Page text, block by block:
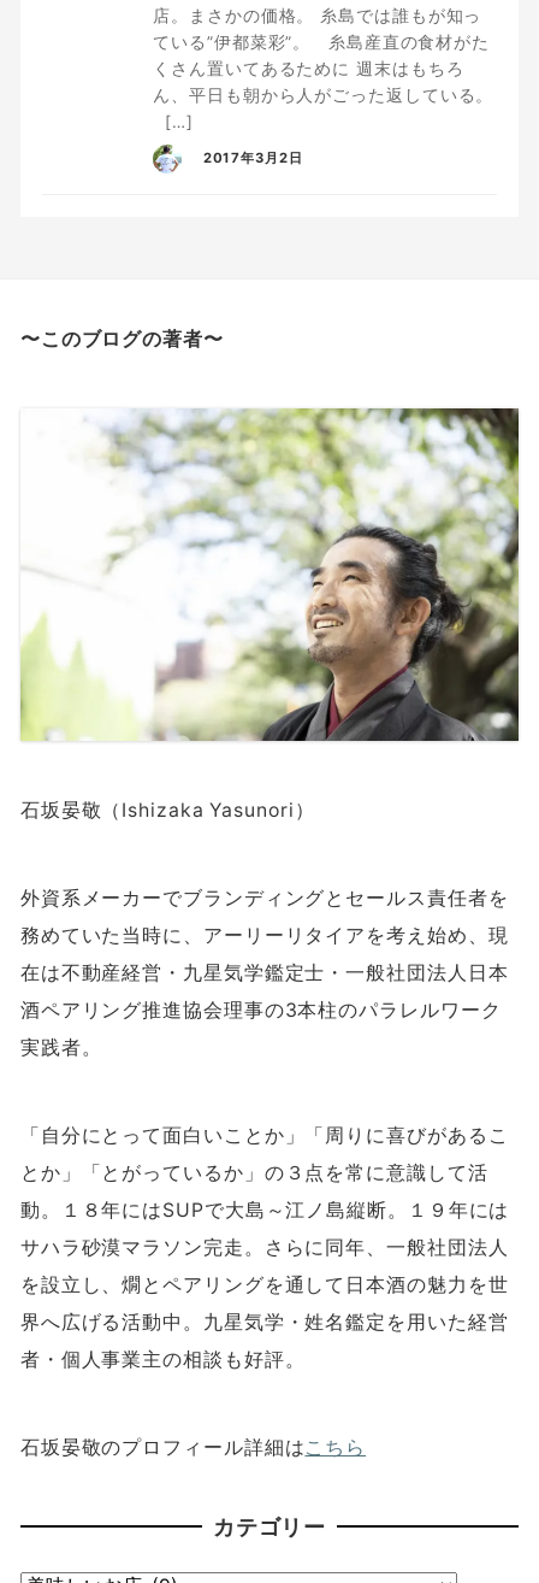
店。まさかの価格。 糸島では誰もが知っ
ている”伊都菜彩”。 糸島産直の食材がた
くさん置いてあるために 週末はもちろ
ん、平日も朝から人がごった返している。
[…]
2017年3月2日
〜このブログの著者〜
石坂晏敬（Ishizaka Yasunori）
外資系メーカーでブランディングとセールス責任者を
務めていた当時に、アーリーリタイアを考え始め、現
在は不動産経営・九星気学鑑定士・一般社団法人日本
酒ペアリング推進協会理事の3本柱のパラレルワーク
実践者。
「自分にとって面白いことか」「周りに喜びがあるこ
とか」「とがっているか」の３点を常に意識して活
動。１８年にはSUPで大島～江ノ島縦断。１９年には
サハラ砂漠マラソン完走。さらに同年、一般社団法人
を設立し、燗とペアリングを通して日本酒の魅力を世
界へ広げる活動中。九星気学・姓名鑑定を用いた経営
者・個人事業主の相談も好評。
石坂晏敬のプロフィール詳細はこちら
カテゴリー